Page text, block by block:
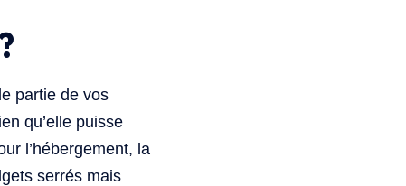
partie de vos
qu’elle puisse
l’hébergement, la
serrés mais